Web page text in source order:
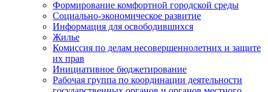
Формирование комфортной городской среды
Социально-экономическое развитие
Информация для освободившихся
Жилье
Комиссия по делам несовершеннолетних и защите
их прав
Инициативное бюджетирование
Рабочая группа по координации деятельности